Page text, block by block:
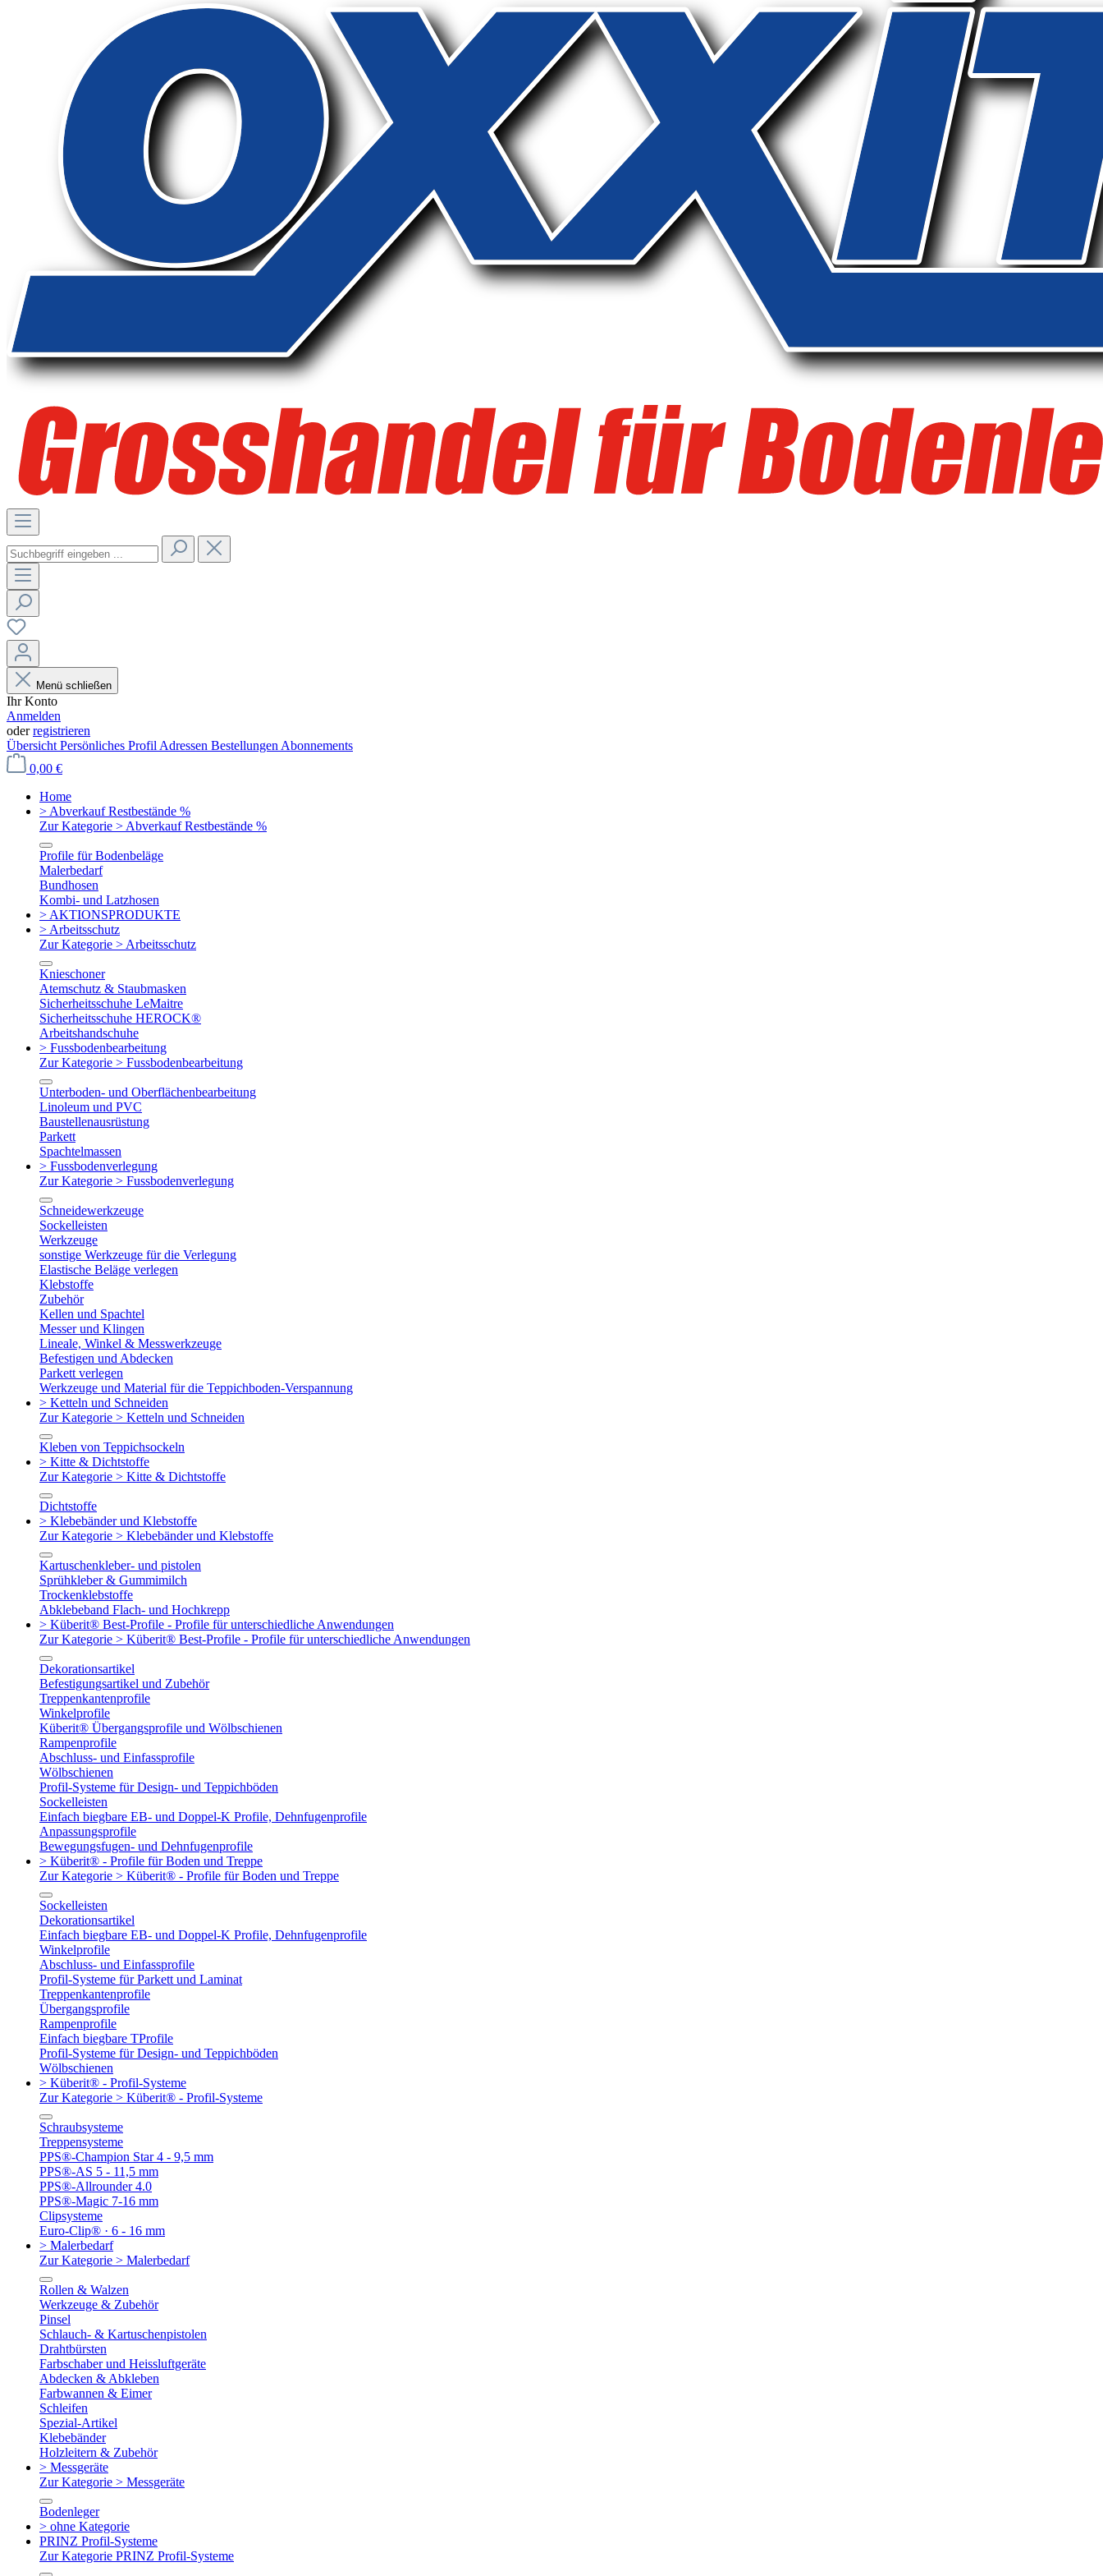
Menü schließen
Ihr Konto
Anmelden
oderregistrieren
Übersicht Persönliches Profil Adressen Bestellungen Abonnements
0,00 €
Home
> Abverkauf Restbestände %
Zur Kategorie > Abverkauf Restbestände %
Profile für Bodenbeläge
Malerbedarf
Bundhosen
Kombi- und Latzhosen
> AKTIONSPRODUKTE
> Arbeitsschutz
Zur Kategorie > Arbeitsschutz
Knieschoner
Atemschutz & Staubmasken
Sicherheitsschuhe LeMaitre
Sicherheitsschuhe HEROCK®
Arbeitshandschuhe
> Fussbodenbearbeitung
Zur Kategorie > Fussbodenbearbeitung
Unterboden- und Oberflächenbearbeitung
Linoleum und PVC
Baustellenausrüstung
Parkett
Spachtelmassen
> Fussbodenverlegung
Zur Kategorie > Fussbodenverlegung
Schneidewerkzeuge
Sockelleisten
Werkzeuge
sonstige Werkzeuge für die Verlegung
Elastische Beläge verlegen
Klebstoffe
Zubehör
Kellen und Spachtel
Messer und Klingen
Lineale, Winkel & Messwerkzeuge
Befestigen und Abdecken
Parkett verlegen
Werkzeuge und Material für die Teppichboden-Verspannung
> Ketteln und Schneiden
Zur Kategorie > Ketteln und Schneiden
Kleben von Teppichsockeln
> Kitte & Dichtstoffe
Zur Kategorie > Kitte & Dichtstoffe
Dichtstoffe
> Klebebänder und Klebstoffe
Zur Kategorie > Klebebänder und Klebstoffe
Kartuschenkleber- und pistolen
Sprühkleber & Gummimilch
Trockenklebstoffe
Abklebeband Flach- und Hochkrepp
> Küberit® Best-Profile - Profile für unterschiedliche Anwendungen
Zur Kategorie > Küberit® Best-Profile - Profile für unterschiedliche Anwendungen
Dekorationsartikel
Befestigungsartikel und Zubehör
Treppenkantenprofile
Winkelprofile
Küberit® Übergangsprofile und Wölbschienen
Rampenprofile
Abschluss- und Einfassprofile
Wölbschienen
Profil-Systeme für Design- und Teppichböden
Sockelleisten
Einfach biegbare EB- und Doppel-K Profile, Dehnfugenprofile
Anpassungsprofile
Bewegungsfugen- und Dehnfugenprofile
> Küberit® - Profile für Boden und Treppe
Zur Kategorie > Küberit® - Profile für Boden und Treppe
Sockelleisten
Dekorationsartikel
Einfach biegbare EB- und Doppel-K Profile, Dehnfugenprofile
Winkelprofile
Abschluss- und Einfassprofile
Profil-Systeme für Parkett und Laminat
Treppenkantenprofile
Übergangsprofile
Rampenprofile
Einfach biegbare TProfile
Profil-Systeme für Design- und Teppichböden
Wölbschienen
> Küberit® - Profil-Systeme
Zur Kategorie > Küberit® - Profil-Systeme
Schraubsysteme
Treppensysteme
PPS®-Champion Star 4 - 9,5 mm
PPS®-AS 5 - 11,5 mm
PPS®-Allrounder 4.0
PPS®-Magic 7-16 mm
Clipsysteme
Euro-Clip® · 6 - 16 mm
> Malerbedarf
Zur Kategorie > Malerbedarf
Rollen & Walzen
Werkzeuge & Zubehör
Pinsel
Schlauch- & Kartuschenpistolen
Drahtbürsten
Farbschaber und Heissluftgeräte
Abdecken & Abkleben
Farbwannen & Eimer
Schleifen
Spezial-Artikel
Klebebänder
Holzleitern & Zubehör
> Messgeräte
Zur Kategorie > Messgeräte
Bodenleger
> ohne Kategorie
PRINZ Profil-Systeme
Zur Kategorie PRINZ Profil-Systeme